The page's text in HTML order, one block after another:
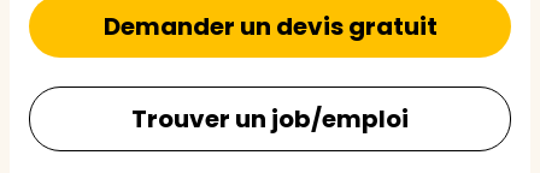
Demander un devis gratuit
Trouver un job/emploi